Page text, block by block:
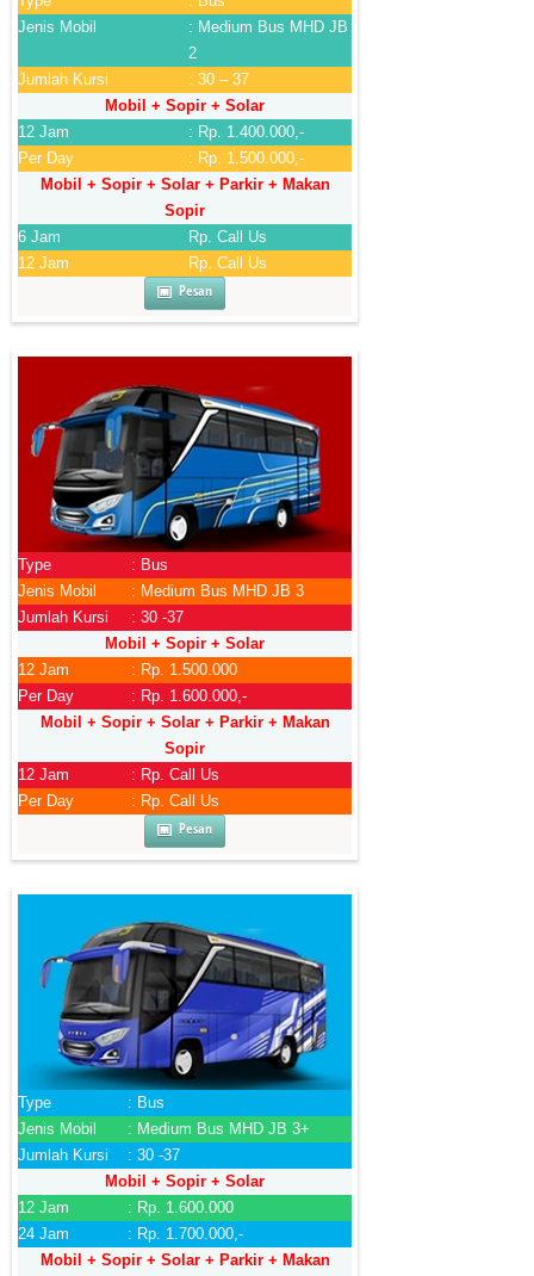
Jenis Mobil
: Medium Bus MHD JB
2
Jumlah Kursi
: 30 – 37
Mobil + Sopir + Solar
12 Jam
: Rp. 1.400.000,-
Per Day
: Rp. 1.500.000,-
Mobil + Sopir + Solar + Parkir + Makan
Sopir
6 Jam
Rp. Call Us
12 Jam
Rp. Call Us
Pesan
Type
: Bus
Jenis Mobil
: Medium Bus MHD JB 3
Jumlah Kursi
: 30 -37
Mobil + Sopir + Solar
12 Jam
: Rp. 1.500.000
Per Day
: Rp. 1.600.000,-
Mobil + Sopir + Solar + Parkir + Makan
Sopir
12 Jam
: Rp. Call Us
Per Day
: Rp. Call Us
Pesan
Type
: Bus
Jenis Mobil
: Medium Bus MHD JB 3+
Jumlah Kursi
: 30 -37
Mobil + Sopir + Solar
12 Jam
: Rp. 1.600.000
24 Jam
: Rp. 1.700.000,-
Mobil + Sopir + Solar + Parkir + Makan